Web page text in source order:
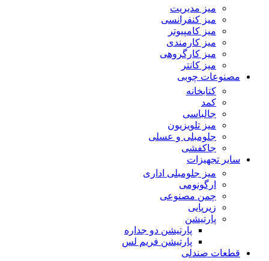
میز مدیریت
میز کنفرانسی
میز کامپیوتر
میز کارمندی
میز کارگروهی
میز کانتر
مصنوعات چوبی
کتابخانه
کمد
جالباسی
میز تلویزیون
جلومبلی و عسلی
جاکفشی
سایر تجهیزات
میز جلومبلی اداری
ارگونومی
چمن مصنوعی
زیرپایی
پارتیشن
پارتیشن دو جداره
پارتیشن فریم لس
قطعات صندلی